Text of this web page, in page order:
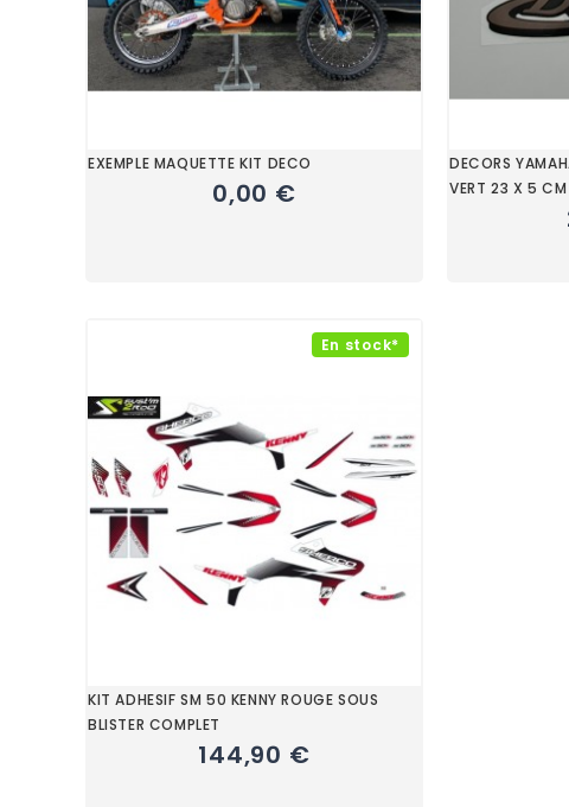
EXEMPLE MAQUETTE KIT DECO
0,00 €
DECORS
VERT 23 X 5 CM
En stock*
KIT ADHESIF SM 50 KENNY ROUGE SOUS
BLISTER COMPLET
144,90 €